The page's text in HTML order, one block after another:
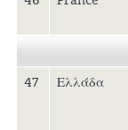
47 Ελλάδα